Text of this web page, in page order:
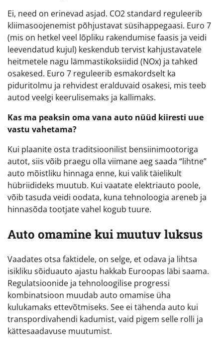
Ei, need on erinevad asjad. CO2 standard reguleerib
kliimasoojenemist põhjustavat süsihappegaasi. Euro 7
(mis on hetkel veel lõpliku rakendumise faasis ja veidi
leevendatud kujul) keskendub tervist kahjustavatele
heitmetele nagu lämmastikoksiidid (NOx) ja tahked
osakesed. Euro 7 reguleerib esmakordselt ka
piduritolmu ja rehvidest eralduvaid osakesi, mis teeb
autod veelgi keerulisemaks ja kallimaks.
Kas ma peaksin oma vana auto nüüd kiiresti uue
vastu vahetama?
Kui plaanite osta traditsioonilist bensiinimootoriga
autot, siis võib praegu olla viimane aeg saada “lihtne”
auto mõistliku hinnaga enne, kui valik täielikult
hübriidideks muutub. Kui vaatate elektriauto poole,
võib tasuda veidi oodata, kuna tehnoloogia areneb ja
hinnasõda tootjate vahel kogub tuure.
Auto omamine kui muutuv luksus
Vaadates otsa faktidele, on selge, et odava ja lihtsa
isikliku sõiduauto ajastu hakkab Euroopas läbi saama.
Regulatsioonide ja tehnoloogilise progressi
kombinatsioon muudab auto omamise üha
kulukamaks ettevõtmiseks. See ei tähenda auto kui
transpordivahendi kadumist, vaid pigem selle rolli ja
kättesaadavuse muutumist.